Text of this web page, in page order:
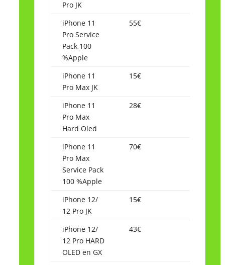
Pro JK
iPhone 11
Pro Service
Pack 100
%Apple
55€
iPhone 11
Pro Max JK
15€
iPhone 11
Pro Max
Hard Oled
28€
iPhone 11
Pro Max
Service Pack
100 %Apple
70€
iPhone 12/
12 Pro JK
15€
iPhone 12/
12 Pro HARD
OLED en GX
43€